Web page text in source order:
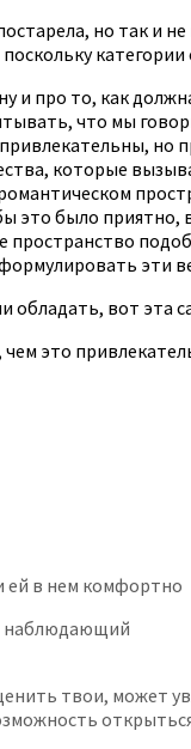
но так и
и про то, как
что мы
но
которые
это было
эти
вот эта
это
ей в нем комфортно
наблюдающий
твои, может